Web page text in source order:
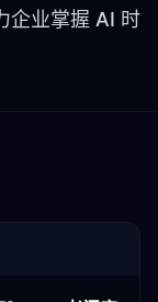
企业掌握 AI 时